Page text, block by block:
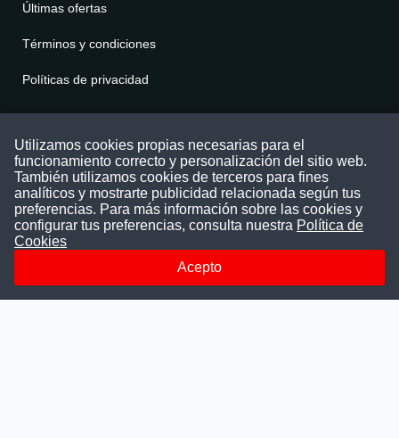
Últimas ofertas
Términos y condiciones
Políticas de privacidad
Puede comunicarse con nosotros a través
nuestras redes sociales o del correo:
contacto@convocatoriasdetrabajo.com
Siguenos en:
Utilizamos cookies propias necesarias para el
funcionamiento correcto y personalización del sitio web.
También utilizamos cookies de terceros para fines
analíticos y mostrarte publicidad relacionada según tus
preferencias. Para más información sobre las cookies y
configurar tus preferencias, consulta nuestra Política de
Cookies
Acepto